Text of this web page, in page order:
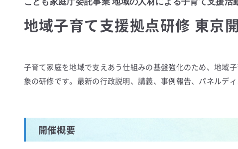
地域子育て支援拠点研修 東京
子育て家庭を地域で支えあう仕組みの基盤強化のため、地域
象の研修です。最新の行政説明、講義、事例報告、パネルデ
開催概要